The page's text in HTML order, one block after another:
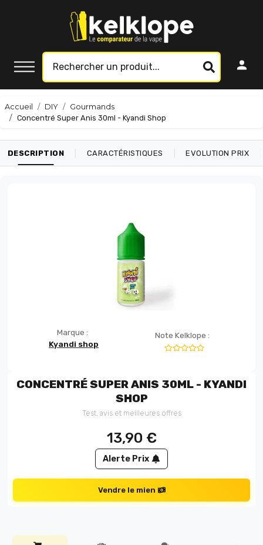
Accueil DIY
Gourmands
Concentré Super Anis 30ml - Kyandi Shop
DESCRIPTION CARACTÉRISTIQUES EVOLUTION PRIX
Marque :
Kyandi shop
Note Kelklope :
CONCENTRÉ SUPER ANIS 30ML - KYANDI
SHOP
Test, avis et meilleures offres
13,90 €
Alerte Prix
Vendre le mien